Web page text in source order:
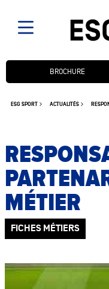
ESG SPORT ACTUALITÉS
MÉTIER
FICHES MÉTIERS
Candidatez btnBROCHURE